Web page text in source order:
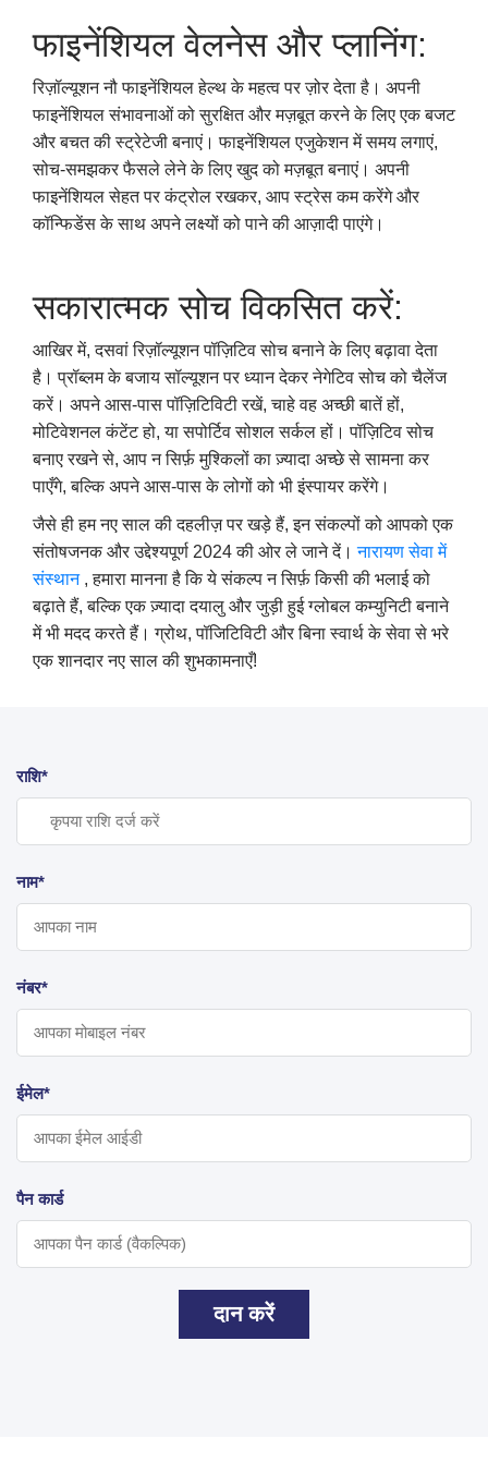
फाइनेंशियल वेलनेस और प्लानिंग:
रिज़ॉल्यूशन नौ फाइनेंशियल हेल्थ के महत्व पर ज़ोर देता है। अपनी
फाइनेंशियल संभावनाओं को सुरक्षित और मज़बूत करने के लिए एक बजट
और बचत की स्ट्रेटेजी बनाएं। फाइनेंशियल एजुकेशन में समय लगाएं,
सोच-समझकर फैसले लेने के लिए खुद को मज़बूत बनाएं। अपनी
फाइनेंशियल सेहत पर कंट्रोल रखकर, आप स्ट्रेस कम करेंगे और
कॉन्फिडेंस के साथ अपने लक्ष्यों को पाने की आज़ादी पाएंगे।
सकारात्मक सोच विकसित करें:
आखिर में, दसवां रिज़ॉल्यूशन पॉज़िटिव सोच बनाने के लिए बढ़ावा देता
है। प्रॉब्लम के बजाय सॉल्यूशन पर ध्यान देकर नेगेटिव सोच को चैलेंज
करें। अपने आस-पास पॉज़िटिविटी रखें, चाहे वह अच्छी बातें हों,
मोटिवेशनल कंटेंट हो, या सपोर्टिव सोशल सर्कल हों। पॉज़िटिव सोच
बनाए रखने से, आप न सिर्फ़ मुश्किलों का ज़्यादा अच्छे से सामना कर
पाएँगे, बल्कि अपने आस-पास के लोगों को भी इंस्पायर करेंगे।
जैसे ही हम नए साल की दहलीज़ पर खड़े हैं, इन संकल्पों को आपको एक
संतोषजनक और उद्देश्यपूर्ण 2024 की ओर ले जाने दें।नारायणसेवा में
संस्थान , हमारा मानना है कि ये संकल्प न सिर्फ़ किसी की भलाई को
बढ़ाते हैं, बल्कि एक ज़्यादा दयालु और जुड़ी हुई ग्लोबल कम्युनिटी बनाने
में भी मदद करते हैं। ग्रोथ, पॉजिटिविटी और बिना स्वार्थ के सेवा से भरे
एक शानदार नए साल की शुभकामनाएँ!
राशि*
नाम*
नंबर*
ईमेल*
पैन कार्ड
दान करें